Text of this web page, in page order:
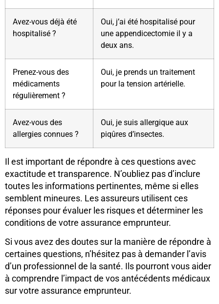
Avez-vous déjà été
hospitalisé ?
Oui, j’ai été hospitalisé pour
une appendicectomie il y a
deux ans.
Prenez-vous des
médicaments
régulièrement ?
Oui, je prends un traitement
pour la tension artérielle.
Avez-vous des
allergies connues ?
Oui, je suis allergique aux
piqûres d’insectes.
Il est important de répondre à ces questions avec
exactitude et transparence. N’oubliez pas d’inclure
toutes les informations pertinentes, même si elles
semblent mineures. Les assureurs utilisent ces
réponses pour évaluer les risques et déterminer les
conditions de votre assurance emprunteur.
Si vous avez des doutes sur la manière de répondre à
certaines questions, n’hésitez pas à demander l’avis
d’un professionnel de la santé. Ils pourront vous aider
à comprendre l’impact de vos antécédents médicaux
sur votre assurance emprunteur.